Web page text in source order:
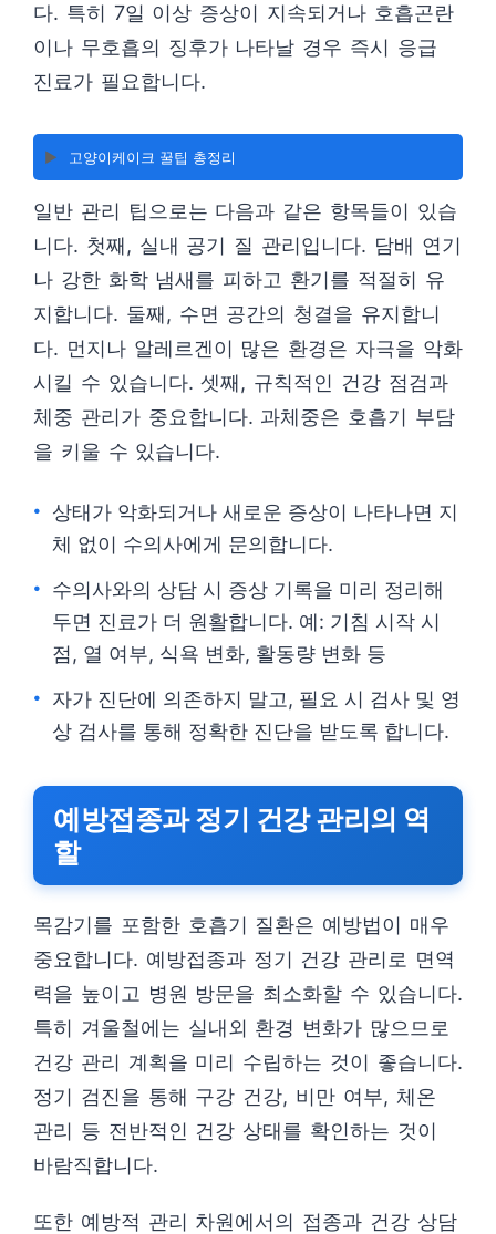
다. 특히 7일 이상 증상이 지속되거나 호흡곤란
이나 무호흡의 징후가 나타날 경우 즉시 응급
진료가 필요합니다.
▶️ 고양이케이크 꿀팁 총정리
일반 관리 팁으로는 다음과 같은 항목들이 있습
니다. 첫째, 실내 공기 질 관리입니다. 담배 연기
나 강한 화학 냄새를 피하고 환기를 적절히 유
지합니다. 둘째, 수면 공간의 청결을 유지합니
다. 먼지나 알레르겐이 많은 환경은 자극을 악화
시킬 수 있습니다. 셋째, 규칙적인 건강 점검과
체중 관리가 중요합니다. 과체중은 호흡기 부담
을 키울 수 있습니다.
상태가 악화되거나 새로운 증상이 나타나면 지
체 없이 수의사에게 문의합니다.
수의사와의 상담 시 증상 기록을 미리 정리해
두면 진료가 더 원활합니다. 예: 기침 시작 시
점, 열 여부, 식욕 변화, 활동량 변화 등
자가 진단에 의존하지 말고, 필요 시 검사 및 영
상 검사를 통해 정확한 진단을 받도록 합니다.
예방접종과 정기 건강 관리의 역
할
목감기를 포함한 호흡기 질환은 예방법이 매우
중요합니다. 예방접종과 정기 건강 관리로 면역
력을 높이고 병원 방문을 최소화할 수 있습니다.
특히 겨울철에는 실내외 환경 변화가 많으므로
건강 관리 계획을 미리 수립하는 것이 좋습니다.
정기 검진을 통해 구강 건강, 비만 여부, 체온
관리 등 전반적인 건강 상태를 확인하는 것이
바람직합니다.
또한 예방적 관리 차원에서의 접종과 건강 상담